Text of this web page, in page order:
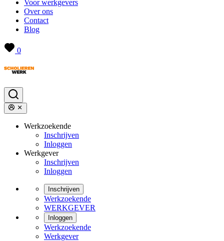
Voor werkgevers
Over ons
Contact
Blog
0
Werkzoekende
Inschrijven
Inloggen
Werkgever
Inschrijven
Inloggen
Inschrijven
Werkzoekende
WERKGEVER
Inloggen
Werkzoekende
Werkgever